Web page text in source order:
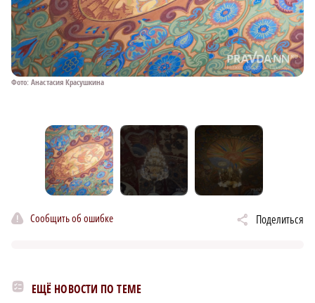
Фото: Анастасия Красушкина
Сообщить об ошибке Поделиться
ЕЩЁ НОВОСТИ ПО ТЕМЕ
×